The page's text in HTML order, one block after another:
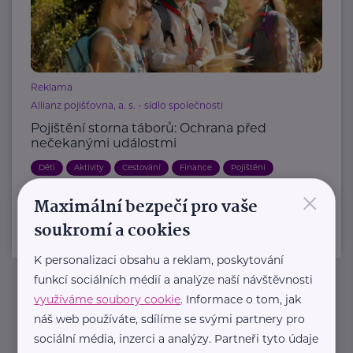
Reklama
Allianz pojišťovna, a. s. - sídlo společnosti
Pojištění storna táborů: Ochrana před
nečekanými událostmi
Děti Aktivity Cestování Finance Pojištění
Newsletter
×
Maximální bezpečí pro vaše
soukromí a cookies
K personalizaci obsahu a reklam, poskytování
funkcí sociálních médií a analýze naší návštěvnosti
využíváme soubory cookie. Informace o tom, jak
náš web používáte, sdílíme se svými partnery pro
sociální média, inzerci a analýzy. Partneři tyto údaje